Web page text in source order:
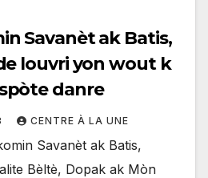
Savanèt ak Batis,
louvri yon wout k
danre
CENTRE À LA UNE
Savanèt ak Batis,
Bèltè, Dopak ak Mòn